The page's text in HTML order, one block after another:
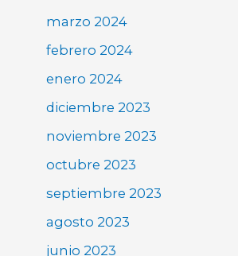
marzo 2024
febrero 2024
enero 2024
diciembre 2023
noviembre 2023
octubre 2023
septiembre 2023
agosto 2023
junio 2023